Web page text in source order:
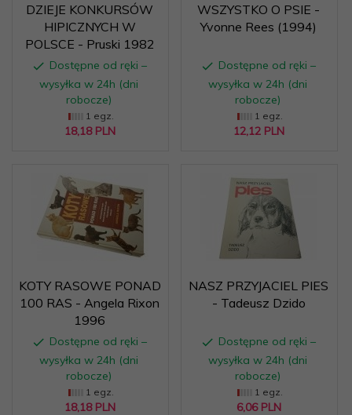
DZIEJE KONKURSÓW
HIPICZNYCH W
POLSCE - Pruski 1982
Dostępne od ręki –
wysyłka w 24h (dni
robocze)
1 egz.
18,18 PLN
WSZYSTKO O PSIE -
Yvonne Rees (1994)
Dostępne od ręki –
wysyłka w 24h (dni
robocze)
1 egz.
12,12 PLN
KOTY RASOWE PONAD
100 RAS - Angela Rixon
1996
Dostępne od ręki –
wysyłka w 24h (dni
robocze)
1 egz.
18,18 PLN
NASZ PRZYJACIEL PIES
- Tadeusz Dzido
Dostępne od ręki –
wysyłka w 24h (dni
robocze)
1 egz.
6,06 PLN